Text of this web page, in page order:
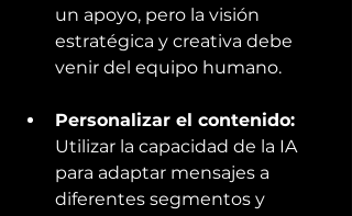
un apoyo, pero la visión
estratégica y creativa debe
venir del equipo humano.
Personalizar el contenido:
Utilizar la capacidad de la IA
para adaptar mensajes a
diferentes segmentos y